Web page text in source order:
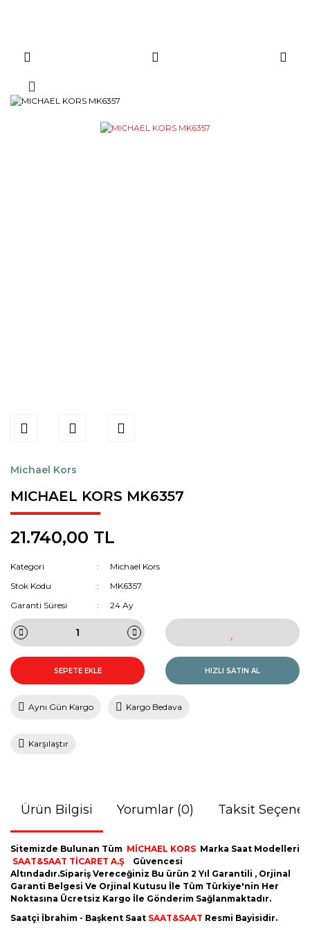
Michael Kors
MICHAEL KORS MK6357
21.740,00 TL
Kategori
Michael Kors
Stok Kodu
MK6357
Garanti Süresi
24 Ay
SEPETE EKLE HIZLI SATIN AL
Aynı Gün Kargo Kargo Bedava
Karşılaştır
Ürün Bilgisi Yorumlar (0) Taksit
Sitemizde Bulunan Tüm MİCHAEL KORS Marka Saat Modelleri
SAAT&SAAT TİCARET A.Ş
Güvencesi
Altındadır.Sipariş Vereceğiniz Bu ürün 2 Yıl Garantili , Orjinal
Garanti Belgesi Ve Orjinal Kutusu İle Tüm Türkiye'nin Her
Noktasına Ücretsiz Kargo İle Gönderim Sağlanmaktadır.
Saatçi İbrahim - Başkent Saat SAAT&SAAT Resmi Bayisidir.